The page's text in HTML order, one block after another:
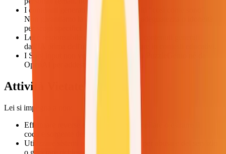
I contenuti generati dall'IA sono forniti "così come sono".
Non garantiamo la loro accuratezza, adeguatezza o idoneità
per scopi specifici.
Lei è responsabile della revisione dei contenuti generati
dall'IA prima dell'utilizzo, in particolare in contesti educativi.
I Suoi input non vengono utilizzati da PuzzleGenio né da
OpenAI per addestrare modelli di IA.
Attività Vietate
Lei si impegna a non:
Effettuare reverse engineering, decompilare o estrarre il
codice sorgente dei nostri strumenti
Utilizzare sistemi automatizzati o bot per abusare del servizio
o generare richieste eccessive